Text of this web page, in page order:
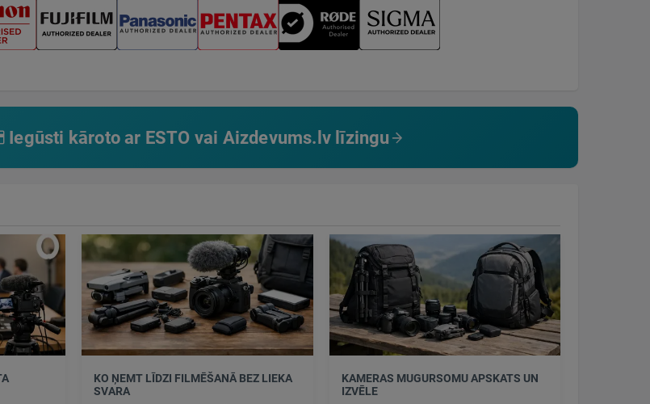
Iegūsti kāroto ar ESTO vai Aizdevums.lv līzingu
KO ŅEMT LĪDZI FILMĒŠANĀ BEZ LIEKA
SVARA
KAMERAS MUGURSOMU APSKATS UN
IZVĒLE